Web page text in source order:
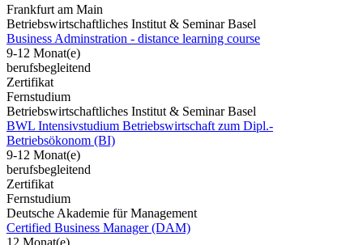
Frankfurt am Main
Betriebswirtschaftliches Institut & Seminar Basel
Business Adminstration - distance learning course
9-12 Monat(e)
berufsbegleitend
Zertifikat
Fernstudium
Betriebswirtschaftliches Institut & Seminar Basel
BWL Intensivstudium Betriebswirtschaft zum Dipl.-
Betriebsökonom (BI)
9-12 Monat(e)
berufsbegleitend
Zertifikat
Fernstudium
Deutsche Akademie für Management
Certified Business Manager (DAM)